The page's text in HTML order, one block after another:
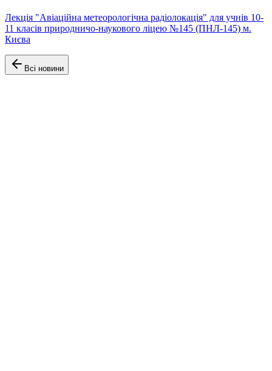
Лекція "Авіаційна метеорологічна радіолокація" для учнів 10-
11 класів природничо-наукового ліцею №145 (ПНЛ-145) м.
Києва
Всі новини